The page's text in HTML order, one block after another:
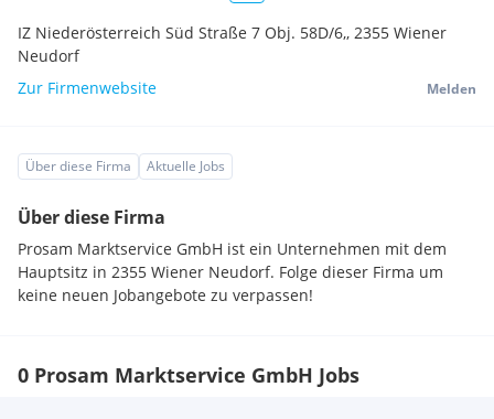
IZ Niederösterreich Süd Straße 7 Obj. 58D/6,, 2355 Wiener
Neudorf
Zur Firmenwebsite
Melden
Über diese Firma Aktuelle Jobs
Über diese Firma
Prosam Marktservice GmbH ist ein Unternehmen mit dem
Hauptsitz in 2355 Wiener Neudorf. Folge dieser Firma um
keine neuen Jobangebote zu verpassen!
0 Prosam Marktservice GmbH Jobs